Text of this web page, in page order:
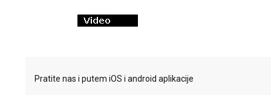
Pratite nas i putem iOS i android aplikacije